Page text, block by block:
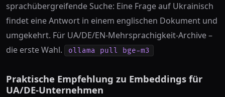
sprachübergreifende Suche: Eine Frage auf Ukrainisch
findet eine Antwort in einem englischen Dokument und
umgekehrt. Für UA/DE/EN-Mehrsprachigkeit-Archive –
die erste Wahl.
ollama pull bge-m3
Praktische Empfehlung zu Embeddings für
UA/DE-Unternehmen